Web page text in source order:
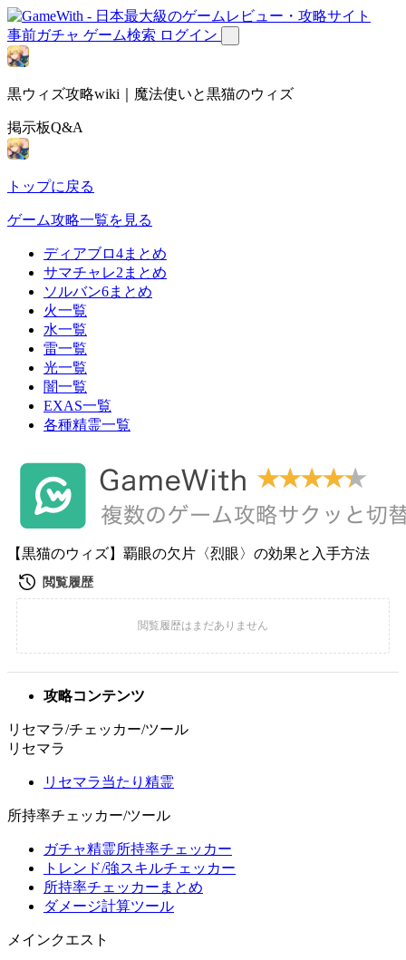
事前ガチャ ゲーム検索 ログイン
黒ウィズ攻略wiki｜魔法使いと黒猫のウィズ
掲示板Q&A
トップに戻る
ゲーム攻略一覧を見る
ディアブロ4まとめ
サマチャレ2まとめ
ソルバン6まとめ
火一覧
水一覧
雷一覧
光一覧
闇一覧
EXAS一覧
各種精霊一覧
【黒猫のウィズ】覇眼の欠片〈烈眼〉の効果と入手方法
攻略コンテンツ
リセマラ/チェッカー/ツール
リセマラ
リセマラ当たり精霊
所持率チェッカー/ツール
ガチャ精霊所持率チェッカー
トレンド/強スキルチェッカー
所持率チェッカーまとめ
ダメージ計算ツール
メインクエスト